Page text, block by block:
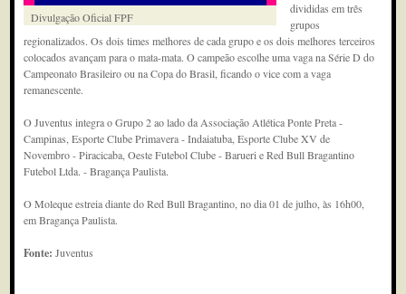
Divulgação Oficial FPF
divididas em três
grupos
regionalizados. Os dois times melhores de cada grupo e os dois melhores terceiros
colocados avançam para o mata-mata. O campeão escolhe uma vaga na Série D do
Campeonato Brasileiro ou na Copa do Brasil, ficando o vice com a vaga
remanescente.
O Juventus integra o Grupo 2 ao lado da Associação Atlética Ponte Preta -
Campinas, Esporte Clube Primavera - Indaiatuba, Esporte Clube XV de
Novembro - Piracicaba, Oeste Futebol Clube - Barueri e Red Bull Bragantino
Futebol Ltda. - Bragança Paulista.
O Moleque estreia diante do Red Bull Bragantino, no dia 01 de julho, às 16h00,
em Bragança Paulista.
Fonte:Juventus